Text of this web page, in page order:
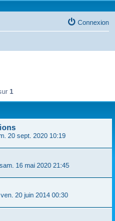
Connexion
1
20 sept. 2020 10:19
sam. 16 mai 2020 21:45
ven. 20 juin 2014 00:30